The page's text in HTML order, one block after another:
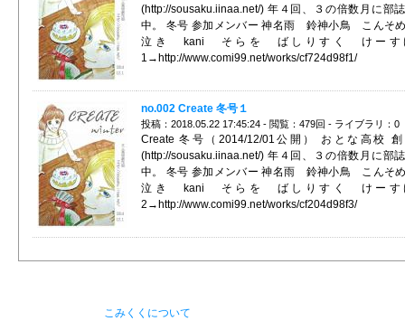
(http://sousaku.iinaa.net/) 年４回、３の倍数月に部
中。 冬号 参加メンバー 神名雨 鈴神小鳥 こんそ
泣き kani そらを ばしりすく けー
1→http://www.comi99.net/works/cf724d98f1/
no.002 Create 冬号１
投稿：2018.05.22 17:45:24 - 閲覧：479回 - ライブラリ：0
Create 冬号（2014/12/01公開） おとな高校
(http://sousaku.iinaa.net/) 年４回、３の倍数月に部
中。 冬号 参加メンバー 神名雨 鈴神小鳥 こんそ
泣き kani そらを ばしりすく けー
2→http://www.comi99.net/works/cf204d98f3/
こみくくについて